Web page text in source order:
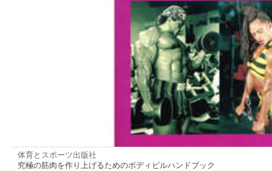
体育とスポーツ出版社
究極の筋肉を作り上げるためのボディビルハンドブック